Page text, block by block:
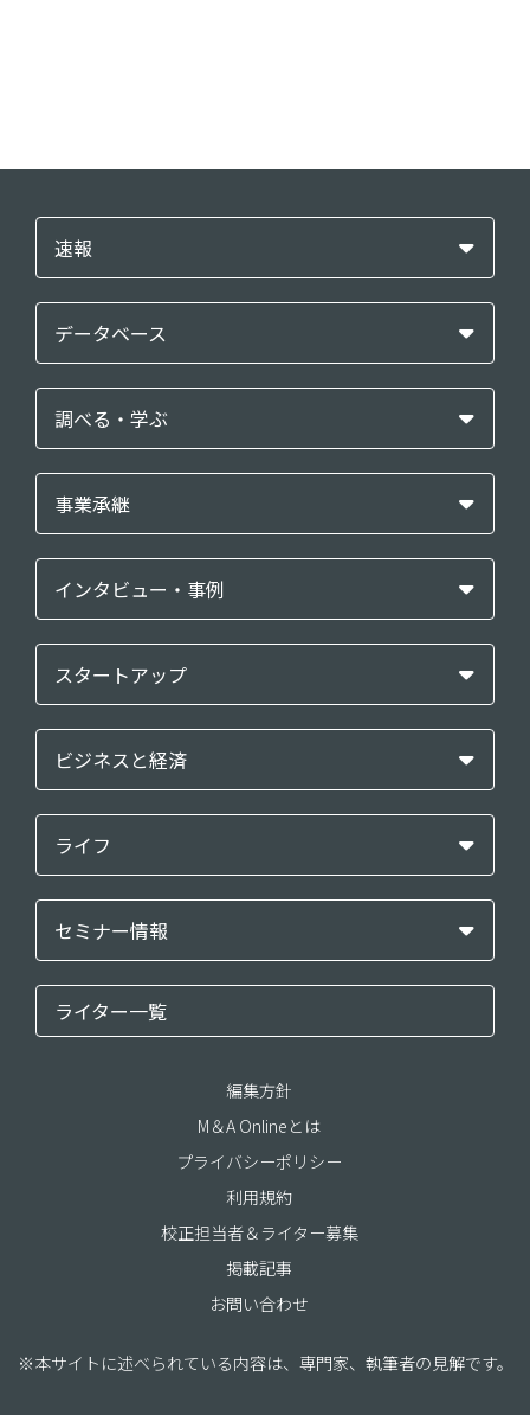
速報
データベース
調べる・学ぶ
事業承継
インタビュー・事例
スタートアップ
ビジネスと経済
ライフ
セミナー情報
ライター一覧
編集方針
M＆A Onlineとは
プライバシーポリシー
利用規約
校正担当者＆ライター募集
掲載記事
お問い合わせ
※本サイトに述べられている内容は、専門家、執筆者の見解です。